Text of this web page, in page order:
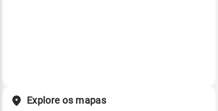
Explore os mapas